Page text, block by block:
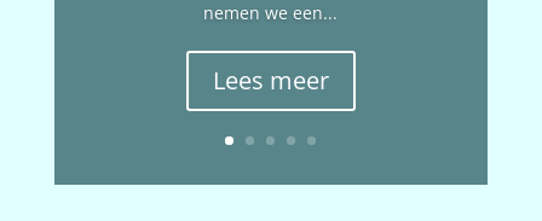
nemen we een...
Lees meer